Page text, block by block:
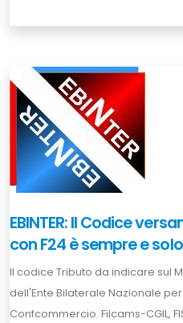
EBINTER: Il Codice
con F24 è sempre e
Il codice Tributo da indicare sul
dell'Ente Bilaterale Nazionale
Confcommercio. Filcams-CGIL,